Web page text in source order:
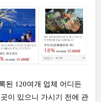
된 120여개 업체 어디든
이 있으니 가시기 전에 관